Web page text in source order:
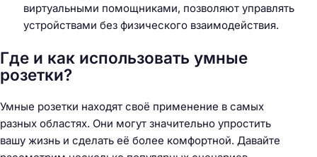
виртуальными помощниками, позволяют управлять
устройствами без физического взаимодействия.
Где и как использовать умные
розетки?
Умные розетки находят своё применение в самых
разных областях. Они могут значительно упростить
вашу жизнь и сделать её более комфортной. Давайте